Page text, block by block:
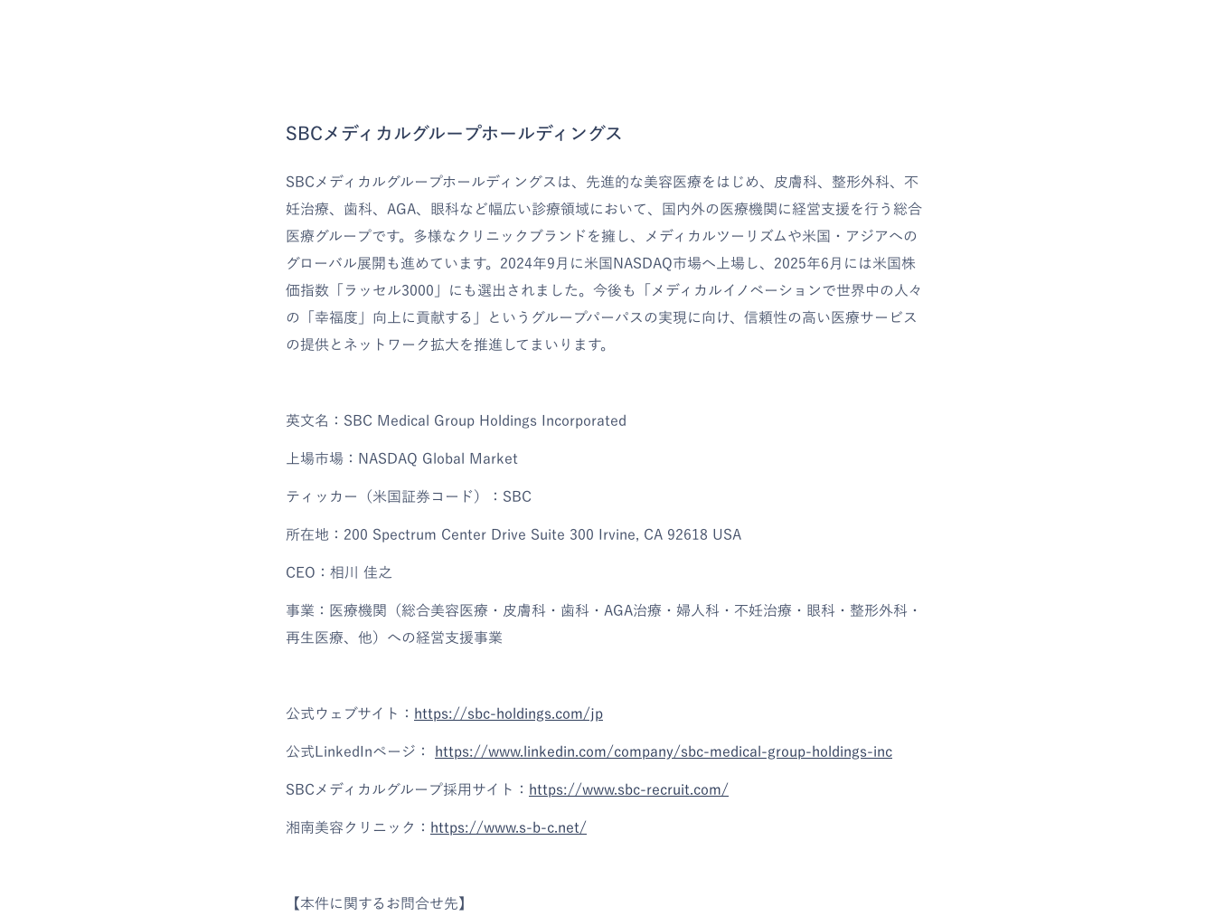
SBCメディカルグループホールディングス
SBCメディカルグループホールディングスは、先進的な美容医療をはじめ、皮膚科、整形外科、不
妊治療、歯科、AGA、眼科など幅広い診療領域において、国内外の医療機関に経営支援を行う総合
医療グループです。多様なクリニックブランドを擁し、メディカルツーリズムや米国・アジアへの
グローバル展開も進めています。2024年9月に米国NASDAQ市場へ上場し、2025年6月には米国株
価指数「ラッセル3000」にも選出されました。今後も「メディカルイノベーションで世界中の人々
の「幸福度」向上に貢献する」というグループパーパスの実現に向け、信頼性の高い医療サービス
の提供とネットワーク拡大を推進してまいります。
英文名：SBC Medical Group Holdings Incorporated
上場市場：NASDAQ Global Market
ティッカー（米国証券コード）：SBC
所在地：200 Spectrum Center Drive Suite 300 Irvine, CA 92618 USA
CEO：相川 佳之
事業：医療機関（総合美容医療・皮膚科・歯科・AGA治療・婦人科・不妊治療・眼科・整形外科・
再生医療、他）への経営支援事業
公式ウェブサイト： https://sbc-holdings.com/jp
公式LinkedInページ： https://www.linkedin.com/company/sbc-medical-group-holdings-inc
SBCメディカルグループ採用サイト： https://www.sbc-recruit.com/
湘南美容クリニック： https://www.s-b-c.net/
【本件に関するお問合せ先】